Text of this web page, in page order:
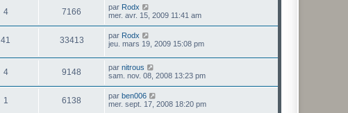
4 7166 par Rodx
mer. avr. 15, 2009 11:41 am
41 33413 par Rodx
jeu. mars 19, 2009 15:08 pm
4 9148 par nitrous
sam. nov. 08, 2008 13:23 pm
1 6138 par ben006
mer. sept. 17, 2008 18:20 pm